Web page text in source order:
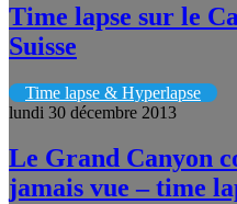
Time lapse sur le
Suisse
Time lapse & Hyperlapse
lundi 30 décembre 2013
Le Grand Canyon
jamais vue – time